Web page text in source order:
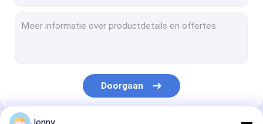
ProcesslessDrukplaten
Dubbele laagctp Plaat
Doorgaan